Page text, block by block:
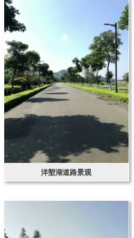
洋塱湖道路景观